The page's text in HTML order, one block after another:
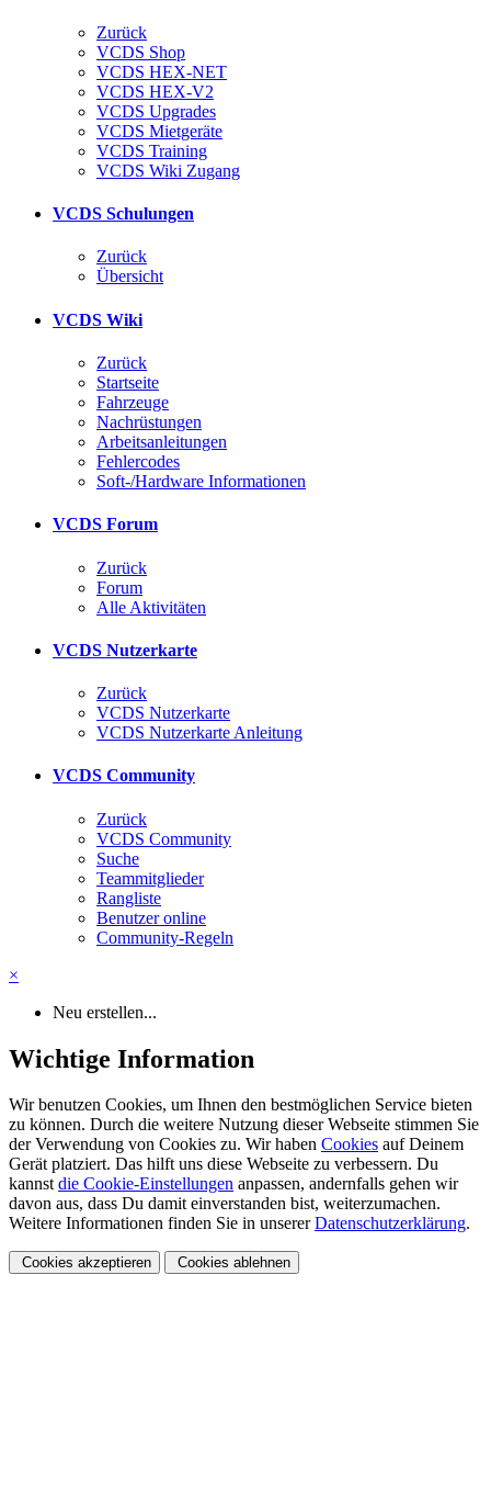
Zurück
VCDS Shop
VCDS HEX-NET
VCDS HEX-V2
VCDS Upgrades
VCDS Mietgeräte
VCDS Training
VCDS Wiki Zugang
VCDS Schulungen
Zurück
Übersicht
VCDS Wiki
Zurück
Startseite
Fahrzeuge
Nachrüstungen
Arbeitsanleitungen
Fehlercodes
Soft-/Hardware Informationen
VCDS Forum
Zurück
Forum
Alle Aktivitäten
VCDS Nutzerkarte
Zurück
VCDS Nutzerkarte
VCDS Nutzerkarte Anleitung
VCDS Community
Zurück
VCDS Community
Suche
Teammitglieder
Rangliste
Benutzer online
Community-Regeln
×
Neu erstellen...
Wichtige Information
Wir benutzen Cookies, um Ihnen den bestmöglichen Service bieten
zu können. Durch die weitere Nutzung dieser Webseite stimmen Sie
der Verwendung von Cookies zu. Wir haben Cookies auf Deinem
Gerät platziert. Das hilft uns diese Webseite zu verbessern. Du
kannstdie Cookie-Einstellungen anpassen, andernfalls gehen wir
davon aus, dass Du damit einverstanden bist, weiterzumachen.
Weitere Informationen finden Sie in unsererDatenschutzerklärung.
Cookies akzeptieren Cookies ablehnen